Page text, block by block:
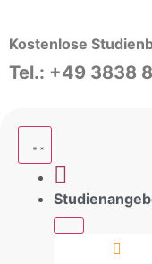
Kostenlose
Tel.: +49 3838